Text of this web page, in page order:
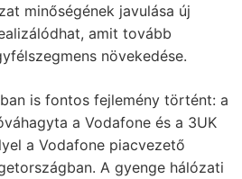
minőségének javulása új
amit tovább
növekedése.
is fontos fejlemény történt: a
a Vodafone és a 3UK
a Vodafone piacvezető
A gyenge hálózati